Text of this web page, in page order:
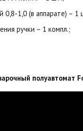
0,8-1,0 (в аппарате) – 1
ручки – 1 компл.;
полуавтомат